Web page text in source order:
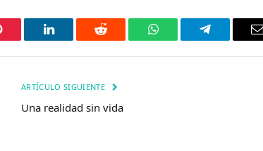
LinkedIn Reddit WhatsAppTelegrama
ARTÍCULO SIGUIENTE
Una realidad sin vida